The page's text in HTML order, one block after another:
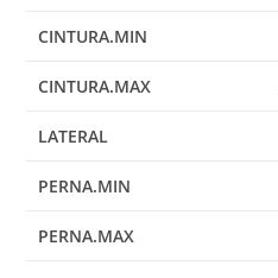
CINTURA.MIN
CINTURA.MAX
LATERAL
PERNA.MIN
PERNA.MAX